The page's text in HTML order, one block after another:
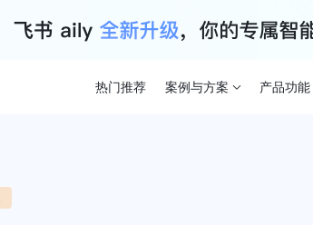
热门推荐 案例与方案 产品功能